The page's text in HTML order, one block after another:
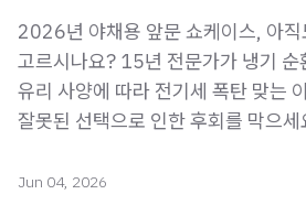
2026년 야채용 앞문 쇼케이스, 아직
고르시나요? 15년 전문가가 냉기 순
유리 사양에 따라 전기세 폭탄 맞는
잘못된 선택으로 인한 후회를 막으세
Jun 04, 2026